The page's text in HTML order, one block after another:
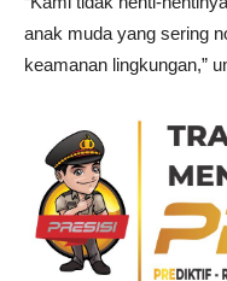
anak muda yang sering
keamanan lingkungan,”